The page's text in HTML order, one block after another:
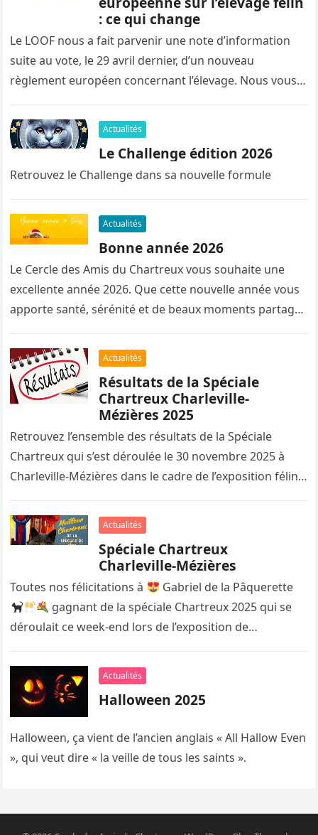
: ce qui change
Le LOOF nous a fait parvenir une note d’information
suite au vote, le 29 avril dernier, d’un nouveau
règlement européen concernant l’élevage. Nous vous
Actualités
Le Challenge édition 2026
Retrouvez le Challenge dans sa nouvelle formule
Actualités
Bonne année 2026
Le Cercle des Amis du Chartreux vous souhaite une
excellente année 2026. Que cette nouvelle année vous
apporte santé, sérénité et de beaux moments partagés
Actualités
Résultats de la Spéciale
Chartreux Charleville-
Mézières 2025
Retrouvez l’ensemble des résultats de la Spéciale
Chartreux qui s’est déroulée le 30 novembre 2025 à
Charleville-Mézières dans le cadre de l’exposition féline
Actualités
Spéciale Chartreux
Charleville-Mézières
Toutes nos félicitations à
Gabriel de la Pâquerette
gagnant de la spéciale Chartreux 2025 qui se
déroulait ce week-end lors de l’exposition de
Actualités
Halloween 2025
Halloween, ça vient de l’ancien anglais « All Hallow Even
», qui veut dire « la veille de tous les saints ».